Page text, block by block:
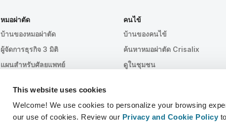
This website uses cookies
Welcome! We use cookies to personalize your browsing
our use of cookies. Review our Privacy and Cookie Policy
หมอผ่าตัด
บ้านของหมอผ่าตัด
ผู้จัดการธุรกิจ 3 มิติ
แผนสำหรับศัลยแพทย์
Customer Stories
คนไข้
บ้านของคนไข้
ค้นหาหมอผ่าตัด Crisalix
ดูในชุมชน